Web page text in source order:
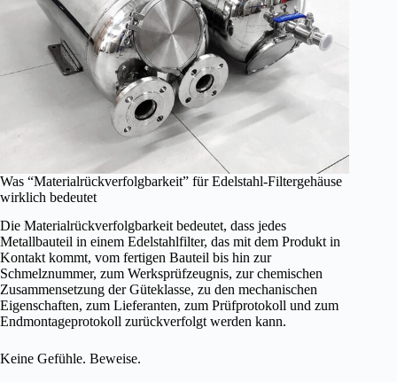
Was “Materialrückverfolgbarkeit” für Edelstahl-Filtergehäuse
wirklich bedeutet
Die Materialrückverfolgbarkeit bedeutet, dass jedes
Metallbauteil in einem Edelstahlfilter, das mit dem Produkt in
Kontakt kommt, vom fertigen Bauteil bis hin zur
Schmelznummer, zum Werksprüfzeugnis, zur chemischen
Zusammensetzung der Güteklasse, zu den mechanischen
Eigenschaften, zum Lieferanten, zum Prüfprotokoll und zum
Endmontageprotokoll zurückverfolgt werden kann.
Keine Gefühle. Beweise.